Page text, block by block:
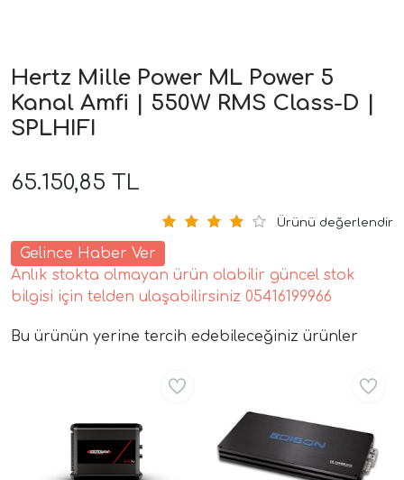
Hertz Mille Power ML Power 5
Kanal Amfi | 550W RMS Class-D |
SPLHIFI
65.150,85 TL
Ürünü değerlendir
Gelince Haber Ver
Anlık stokta olmayan ürün olabilir güncel stok
bilgisi için telden ulaşabilirsiniz 05416199966
Bu ürünün yerine tercih edebileceğiniz ürünler